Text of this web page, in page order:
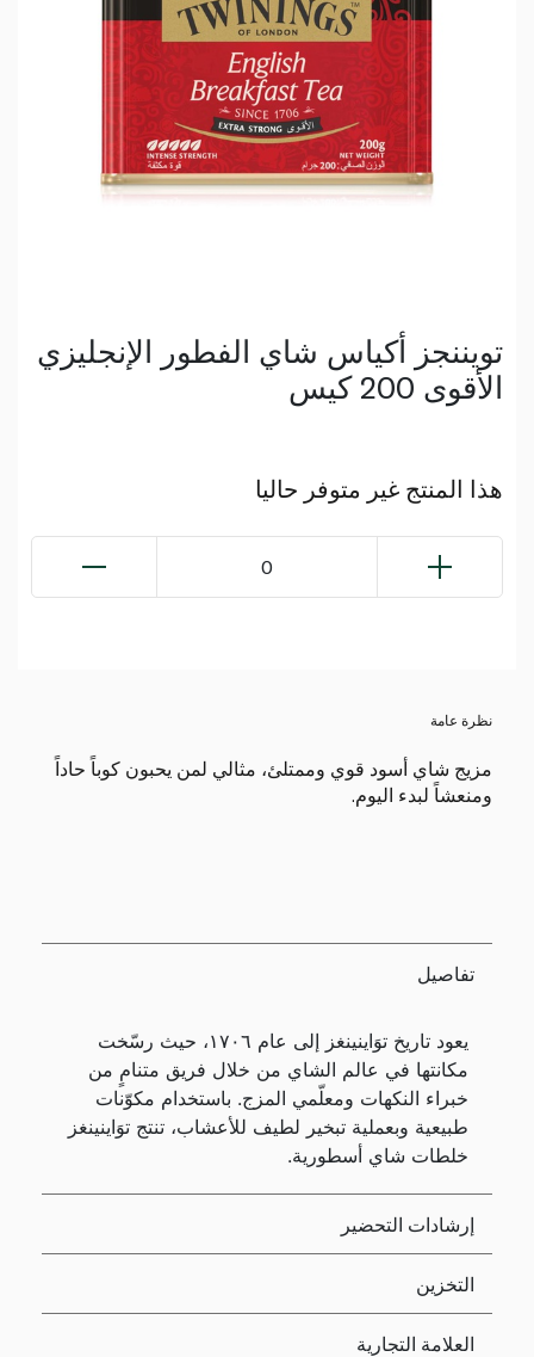
تويننجز أكياس شاي الفطور الإنجليزي
الأقوى 200 كيس
هذا المنتج غير متوفر حاليا
0
نظرة عامة
مزيج شاي أسود قوي وممتلئ، مثالي لمن يحبون كوباً حاداً
ومنعشاً لبدء اليوم.
تفاصيل
يعود تاريخ توَاينينغز إلى عام ١٧٠٦، حيث رسّخت
مكانتها في عالم الشاي من خلال فريق متنامٍ من
خبراء النكهات ومعلّمي المزج. باستخدام مكوّنات
طبيعية وبعملية تبخير لطيف للأعشاب، تنتج توَاينينغز
خلطات شاي أسطورية.
إرشادات التحضير
التخزين
العلامة التجارية